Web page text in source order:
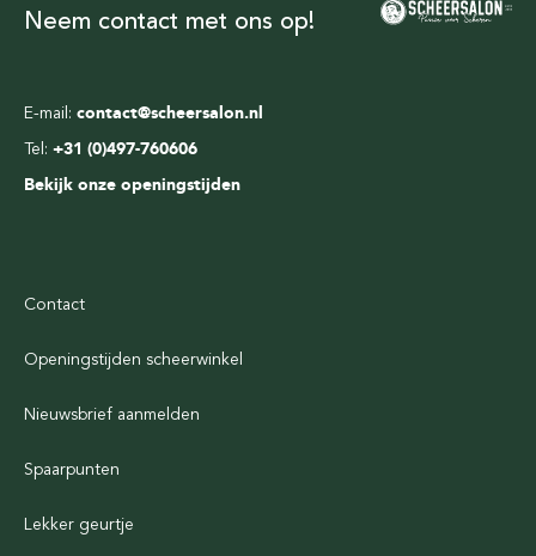
E-mail: contact@scheersalon.nl
Tel: +31 (0)497-760606
Bekijk onze openingstijden
Neem contact met ons op!
Contact
Openingstijden scheerwinkel
Nieuwsbrief aanmelden
Spaarpunten
Lekker geurtje